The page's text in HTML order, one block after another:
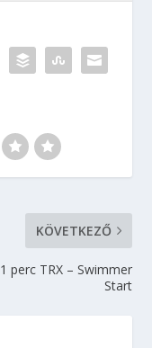
KÖVETKEZŐ
1 perc TRX – Swimmer
Start